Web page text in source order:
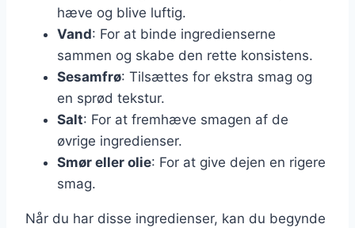
hæve og blive luftig.
Vand: For at binde ingredienserne
sammen og skabe den rette konsistens.
Sesamfrø: Tilsættes for ekstra smag og
en sprød tekstur.
Salt: For at fremhæve smagen af de
øvrige ingredienser.
Smør eller olie: For at give dejen en rigere
smag.
Når du har disse ingredienser, kan du begynde